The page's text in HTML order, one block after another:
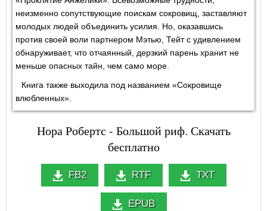
неизменно сопутствующие поискам сокровищ, заставляют
молодых людей объединить усилия. Но, оказавшись
против своей воли партнером Мэтью, Тейт с удивлением
обнаруживает, что отчаянный, дерзкий парень хранит не
меньше опасных тайн, чем само море.
Книга также выходила под названием «Сокровище
влюбленных».
Нора Робертс - Большой риф. Скачать
бесплатно
FB2 RTF TXT
EPUB